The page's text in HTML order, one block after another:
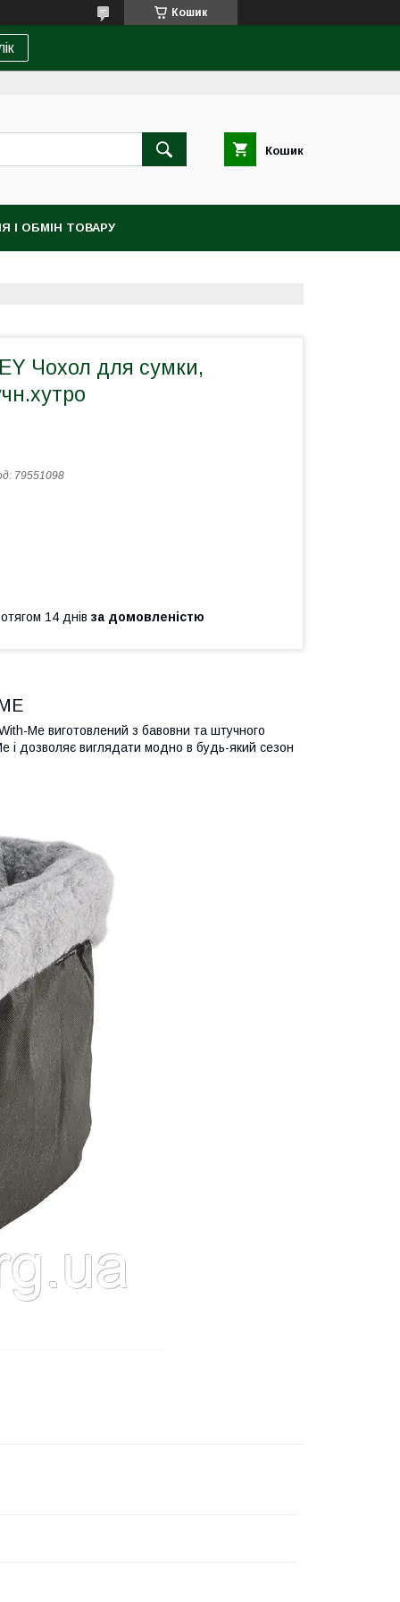
Кошик
Кошик
І ОБМІН ТОВАРУ
Чохол для сумки,
79551098
14 днів за домовленістю
Me виготовлений з бавовни та штучного
і дозволяє виглядати модно в будь-який сезон